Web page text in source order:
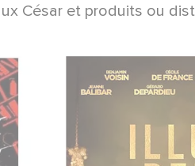
César et produits ou